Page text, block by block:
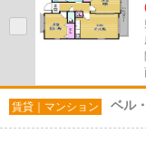
賃貸｜マンション ベル